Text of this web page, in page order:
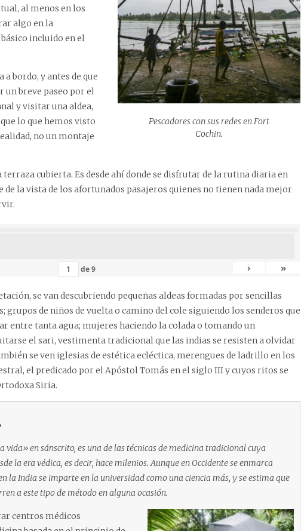
Pescadores con sus redes en Fort
Cochin.
al menos en los
algo en la
incluido en el
bordo, y antes de que
un breve paseo por el
y visitar una aldea,
lo que hemos visto
no un montaje
terraza cubierta. Es desde ahí donde se disfrutar de la rutina diaria en
de la vista de los afortunados pasajeros quienes no tienen nada mejor
de9 › »
se van descubriendo pequeñas aldeas formadas por sencillas
grupos de niños de vuelta o camino del cole siguiendo los senderos que
entre tanta agua; mujeres haciendo la colada o tomando un
el sari, vestimenta tradicional que las indias se resisten a olvidar
se ven iglesias de estética ecléctica, merengues de ladrillo en los
el predicado por el Apóstol Tomás en el siglo III y cuyos ritos se
Siria.
en sánscrito, es una de las técnicas de medicina tradicional cuya
la era védica, es decir, hace milenios. Aunque en Occidente se enmarca
la India se imparte en la universidad como una ciencia más, y se estima que
a este tipo de método en alguna ocasión.
centros médicos